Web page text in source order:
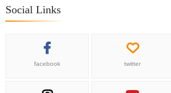
Social Links
facebook twitter